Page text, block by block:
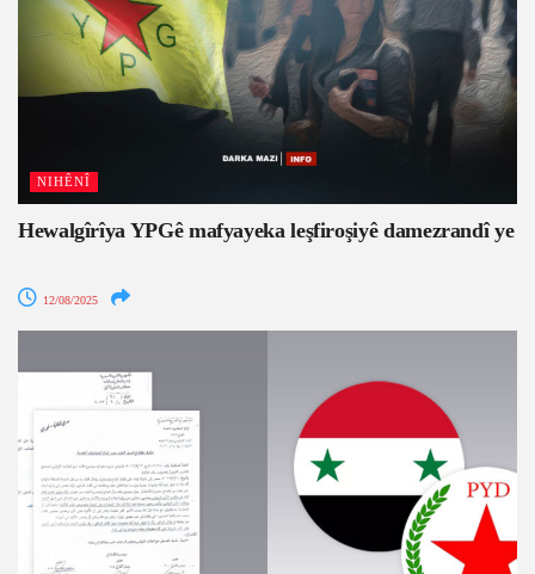
NIHÊNÎ
Hewalgîrîya YPGê mafyayeka leşfiroşiyê damezrandî ye
12/08/2025